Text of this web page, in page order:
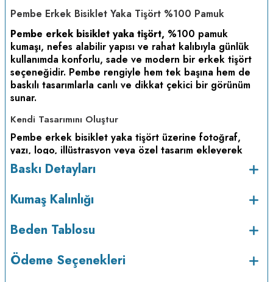
Pembe Erkek Bisiklet Yaka Tişört %100 Pamuk
Pembe erkek bisiklet yaka tişört, %100 pamuk
kumaşı, nefes alabilir yapısı ve rahat kalıbıyla günlük
kullanımda konforlu, sade ve modern bir erkek tişört
seçeneğidir. Pembe rengiyle hem tek başına hem de
baskılı tasarımlarla canlı ve dikkat çekici bir görünüm
sunar.
Kendi Tasarımını Oluştur
Pembe erkek bisiklet yaka tişört üzerine fotoğraf,
yazı, logo, illüstrasyon veya özel tasarım ekleyerek
kişiye özel baskılı tişört oluşturabilirsin. Tisho tasarım
aracı ile kendi tişörtünü kolayca hazırlayabilir,
haline getirebilirsin.
Kumaş ve Kullanım Özellikleri
konforlu bir kullanım sunar.
Bisiklet yaka. Günlük kullanıma uygun sade,
Baskı Detayları
Kumaş Kalınlığı
Beden Tablosu
Ödeme Seçenekleri